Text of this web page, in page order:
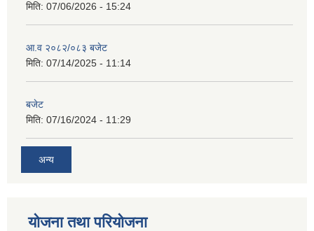
मिति: 07/06/2026 - 15:24
आ.व २०८२/०८३ बजेट
मिति: 07/14/2025 - 11:14
बजेट
मिति: 07/16/2024 - 11:29
अन्य
योजना तथा परियोजना